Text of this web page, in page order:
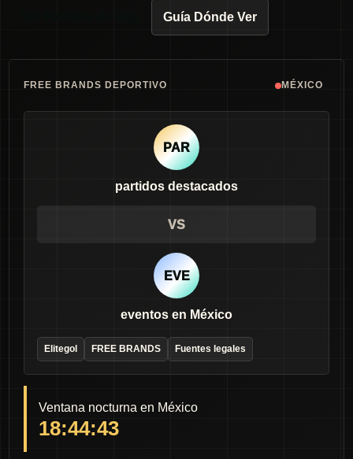
Guía Dónde Ver
FREE BRANDS DEPORTIVO MÉXICO
PAR
partidos destacados
VS
EVE
eventos en México
Elitegol FREE BRANDS Fuentes legales
Ventana nocturna en México
18:44:42